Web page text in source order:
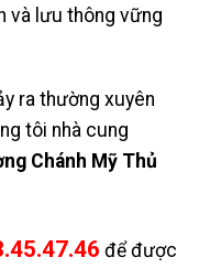
và lưu thông vững
ra thường xuyên
tôi nhà cung
Chánh Mỹ Thủ
để được